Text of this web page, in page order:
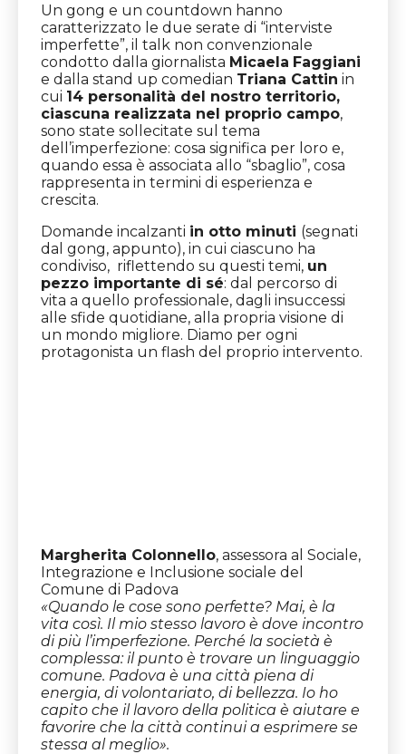
Un gong e un countdown hanno
caratterizzato le due serate di “interviste
imperfette”, il talk non convenzionale
condotto dalla giornalista Micaela Faggiani
e dalla stand up comedian Triana Cattin in
cui 14 personalità del nostro territorio,
ciascuna realizzata nel proprio campo,
sono state sollecitate sul tema
dell ’imperfezione: cosa significa per loro e,
quando essa è associata allo “sbaglio”, cosa
rappresenta in termini di esperienza e
crescita.
Domande incalzanti in otto minuti (segnati
dal gong, appunto), in cui ciascuno ha
condiviso, riflettendo su questi temi, un
pezzo importante di sé: dal percorso di
vita a quello professionale, dagli insuccessi
alle sfide quotidiane, alla propria visione di
un mondo migliore. Diamo per ogni
protagonista un flash del proprio intervento.
Margherita Colonnello, assessora al Sociale,
Integrazione e Inclusione sociale del
Comune di Padova
«Quando le cose sono perfette? Mai, è la
vita così. Il mio stesso lavoro è dove incontro
di più l’imperfezione. Perché la società è
complessa: il punto è trovare un linguaggio
comune. Padova è una città piena di
energia, di volontariato, di bellezza. Io ho
capito che il lavoro della politica è aiutare e
favorire che la città continui a esprimere se
stessa al meglio».